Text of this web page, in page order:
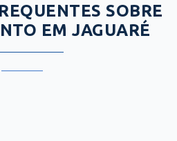
SOBRE
EM JAGUARÉ